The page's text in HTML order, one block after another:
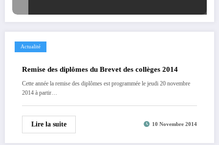
Actualité
Remise des diplômes du Brevet des collèges 2014
Cette année la remise des diplômes est programmée le jeudi 20 novembre
2014 à partir…
Lire la suite 10 Novembre 2014